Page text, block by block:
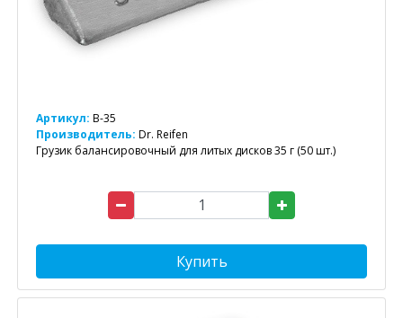
Артикул: B-35
Производитель: Dr. Reifen
Грузик балансировочный для литых дисков 35 г (50 шт.)
Купить